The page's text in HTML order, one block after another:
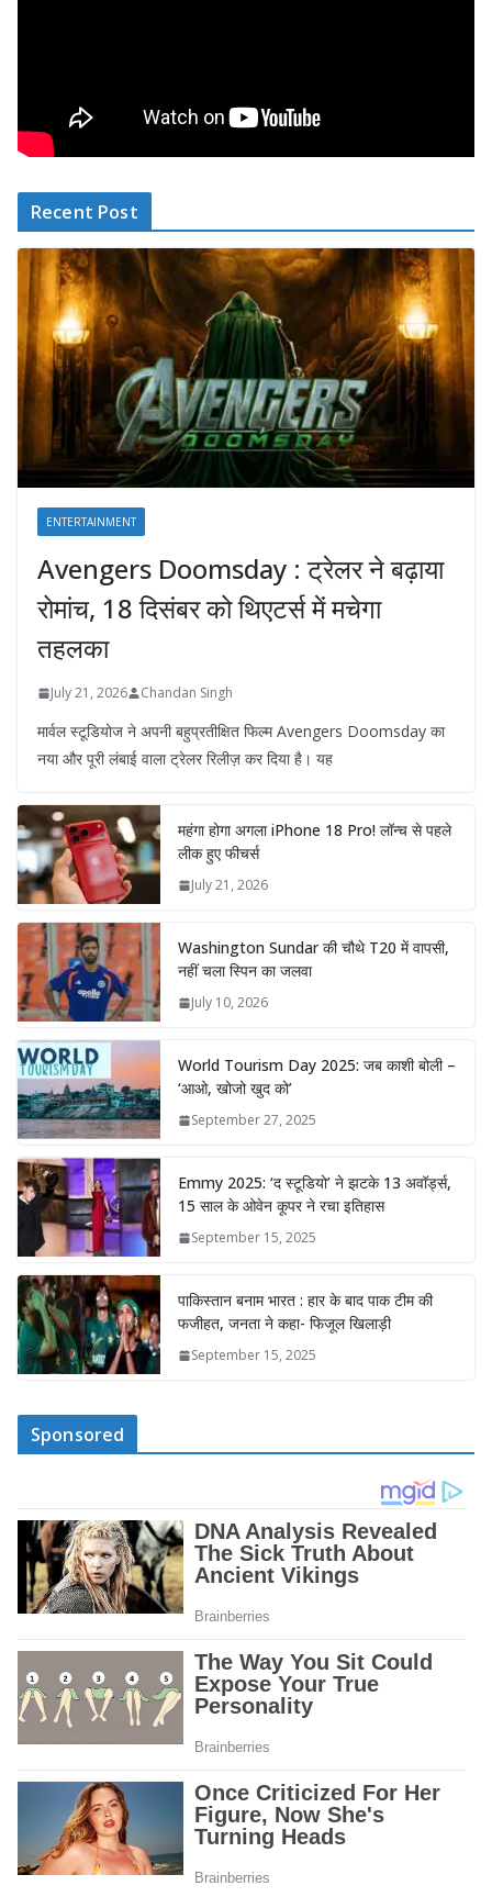
Recent Post
ENTERTAINMENT
Avengers Doomsday : ट्रेलर ने बढ़ाया
रोमांच, 18 दिसंबर को थिएटर्स में मचेगा
तहलका
July 21, 2026 Chandan Singh
मार्वल स्टूडियोज ने अपनी बहुप्रतीक्षित फिल्म Avengers Doomsday का
नया और पूरी लंबाई वाला ट्रेलर रिलीज़ कर दिया है। यह
महंगा होगा अगला iPhone 18 Pro! लॉन्च से पहले
लीक हुए फीचर्स
July 21, 2026
Washington Sundar की चौथे T20 में वापसी,
नहीं चला स्पिन का जलवा
July 10, 2026
World Tourism Day 2025: जब काशी बोली –
‘आओ, खोजो खुद को’
September 27, 2025
Emmy 2025: ‘द स्टूडियो’ ने झटके 13 अवॉर्ड्स,
15 साल के ओवेन कूपर ने रचा इतिहास
September 15, 2025
पाकिस्तान बनाम भारत : हार के बाद पाक टीम की
फजीहत, जनता ने कहा- फिजूल खिलाड़ी
September 15, 2025
Sponsored